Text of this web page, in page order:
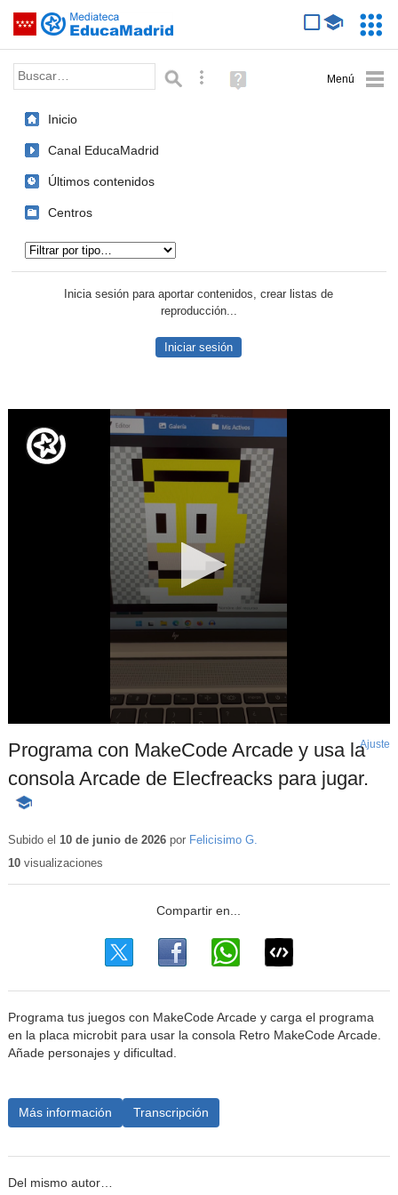
Saltar navegación
Palabra o frase: Búsqueda avanzada
Ayuda
(en
Inicio
Canal EducaMadrid
Últimos contenidos
Centros
Inicia sesión para aportar contenidos, crear listas de
reproducción...
Iniciar sesión
Programa con MakeCode Arcade y usa la
consola Arcade de Elecfreacks para jugar.
-
educativo
Ajuste
Subido el 10 de junio de 2026por Felicisimo G.
10visualizaciones
Programa tus juegos con MakeCode Arcade y carga el programa
en la placa microbit para usar la consola Retro MakeCode Arcade.
Añade personajes y dificultad.
Más información Transcripción
Del mismo autor…